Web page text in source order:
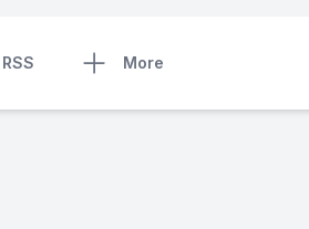
RSS More